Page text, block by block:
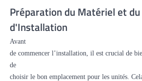
Préparation du Matériel et
d'Installation
Avant
de commencer l’installation, il est crucial de
de
choisir le bon emplacement pour les unités.